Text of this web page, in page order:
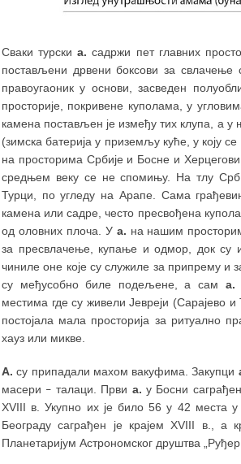
Сваки турскиа. садржи пет главних
постављени дрвени боксови за свлачење
правоугаоник у основи, засведен
просторије, покривене куполама, у
камена постављен је између тих клупа, а
(зимска батерија у приземљу куће, у коју
на просторима Србије и Босне и
средњем веку се не спомињу. На тлу
Турци, по угледу на Арапе. Сама
камена или садре, често пресвођена
од оловних плоча. У а. на нашим
за пресвлачење, купање и одмор, док су
чиниле оне које су служиле за припрему и
су међусобно биле подељене, а сам а.
местима где су живели Јевреји (Сарајево
постојала мала просторија за ритуално
хауз или микве.
А. су припадали махом вакуфима. Закупци
масери – талаци. Први а. у Босни
XVIII в. Укупно их је било 56 у 42 места
Београду саграђен је крајем XVIII в.,
Планетаријум Астрономског друштва